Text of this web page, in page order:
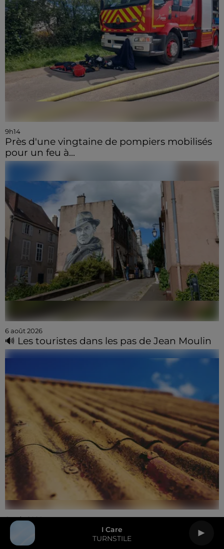
I Care
TURNSTILE
9h14
Près d'une vingtaine de pompiers mobilisés
pour un feu à...
6 août 2026
🔊 Les touristes dans les pas de Jean Moulin
6 août 2026
Le SICTOM BBI collecte vos déchets
amiantés